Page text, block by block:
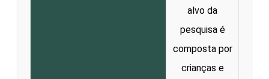
alvo da
pesquisa é
composta por
crianças e